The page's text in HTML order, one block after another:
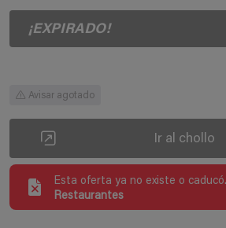
¡EXPIRADO!
Avisar agotado
Ir al chollo
Esta oferta ya no existe o caducó.
Restaurantes